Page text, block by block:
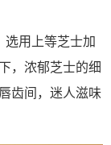
选用上等芝士加
，浓郁芝士的细
齿间，迷人滋味